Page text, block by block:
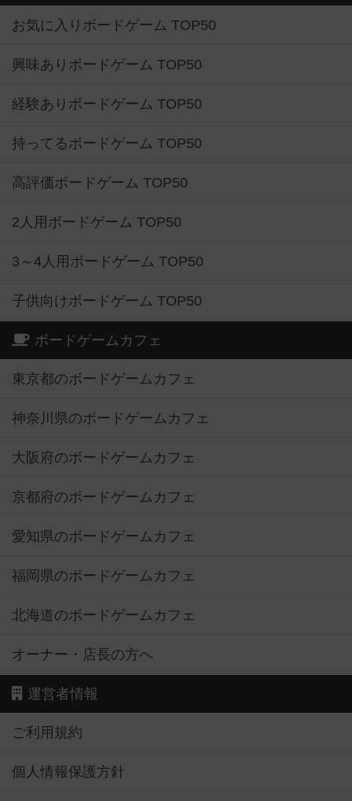
お気に入りボードゲーム TOP50
興味ありボードゲーム TOP50
経験ありボードゲーム TOP50
持ってるボードゲーム TOP50
高評価ボードゲーム TOP50
2人用ボードゲーム TOP50
3～4人用ボードゲーム TOP50
子供向けボードゲーム TOP50
ボードゲームカフェ
東京都のボードゲームカフェ
神奈川県のボードゲームカフェ
大阪府のボードゲームカフェ
京都府のボードゲームカフェ
愛知県のボードゲームカフェ
福岡県のボードゲームカフェ
北海道のボードゲームカフェ
オーナー・店長の方へ
運営者情報
ご利用規約
個人情報保護方針